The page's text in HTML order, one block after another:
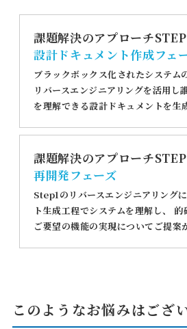
課題解決のアプローチ
設計ドキュメント作成フェ
ブラックボックス化されたシステム
リバースエンジニアリングを活用し
を理解できる設計ドキュメントを生
課題解決のアプローチ
再開発フェーズ
Step1のリバースエンジニアリング
ト生成工程でシステムを理解し、
的
ご要望の機能の実現についてご提案
このようなお悩みはござ